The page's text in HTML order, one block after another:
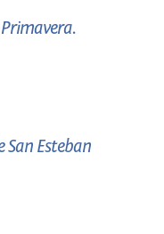
San Esteban